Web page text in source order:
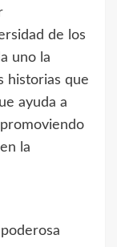
de los
uno la
historias que
ayuda a
la